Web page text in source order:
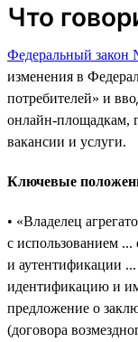
Что
Федеральный закон
изменения в
потребителей» и
онлайн-площадкам,
вакансии и услуги.
Ключевые
• «Владелец
с использованием
и аутентификации
идентификацию и
предложение о
(договора